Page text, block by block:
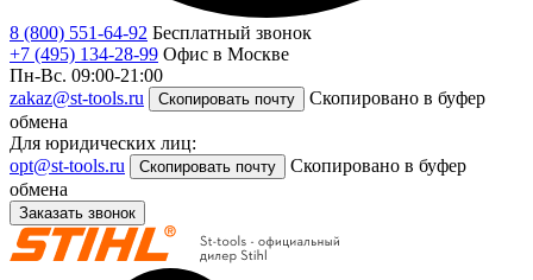
8 (800) 551-64-92 Бесплатный звонок
+7 (495) 134-28-99 Офис в Москве
Пн-Вс. 09:00-21:00
zakaz@st-tools.ru
Скопировать почту
Скопировано в буфер
обмена
Для юридических лиц:
opt@st-tools.ru
Скопировать почту
Скопировано в буфер
обмена
Заказать звонок